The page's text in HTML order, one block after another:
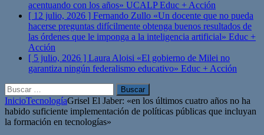
acentuando con los años» UCALPEduc + Acción
[ 12 julio, 2026 ] Fernando Zullo «Un docente que no pueda
hacerse preguntas difícilmente obtenga buenos resultados de
las órdenes que le imponga a la inteligencia artificial» Educ +
Acción
[ 5 julio, 2026 ] Laura Aloisi «El gobierno de Milei no
garantiza ningún federalismo educativo» Educ + Acción
Buscar:
InicioTecnologíaGrisel El Jaber: «en los últimos cuatro años no ha
habido suficiente implementación de políticas públicas que incluyan
la formación en tecnologías»